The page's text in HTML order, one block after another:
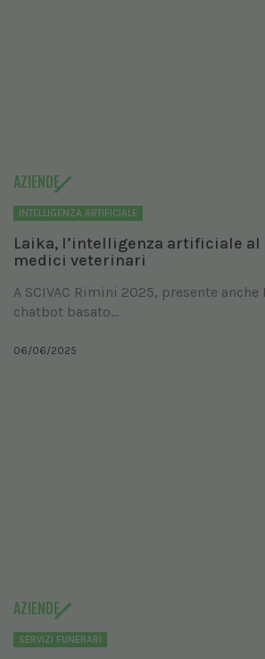
AZIENDE
INTELLIGENZA ARTIFICIALE
Laika, l’intelligenza artificiale al
medici veterinari
A SCIVAC Rimini 2025, presente
chatbot basato...
06/06/2025
AZIENDE
SERVIZI FUNERARI